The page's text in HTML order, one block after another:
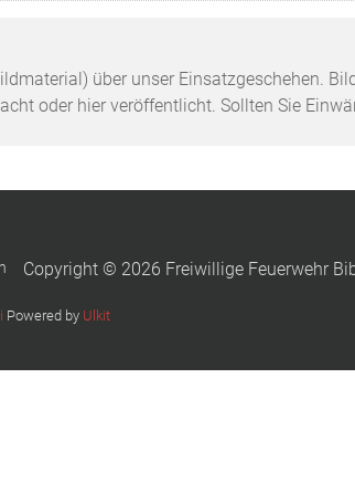
über unser Einsatzgeschehen.
oder hier veröffentlicht. Sollten Sie
Copyright © 2026 Freiwillige Feuerwehr
Powered by Ulkit